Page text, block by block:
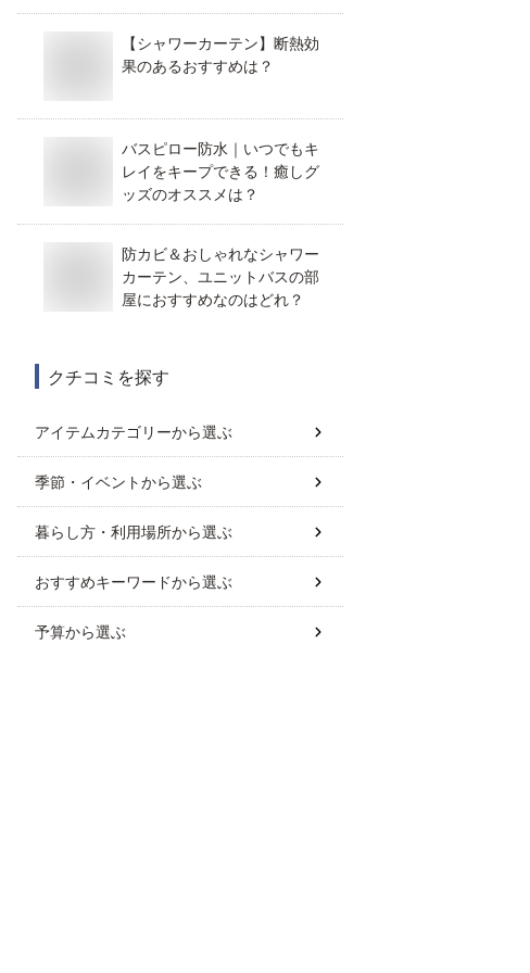
【シャワーカーテン】断熱効
果のあるおすすめは？
バスピロー防水｜いつでもキ
レイをキープできる！癒しグ
ッズのオススメは？
防カビ＆おしゃれなシャワー
カーテン、ユニットバスの部
屋におすすめなのはどれ？
クチコミを探す
アイテムカテゴリーから選ぶ
季節・イベントから選ぶ
暮らし方・利用場所から選ぶ
おすすめキーワードから選ぶ
予算から選ぶ